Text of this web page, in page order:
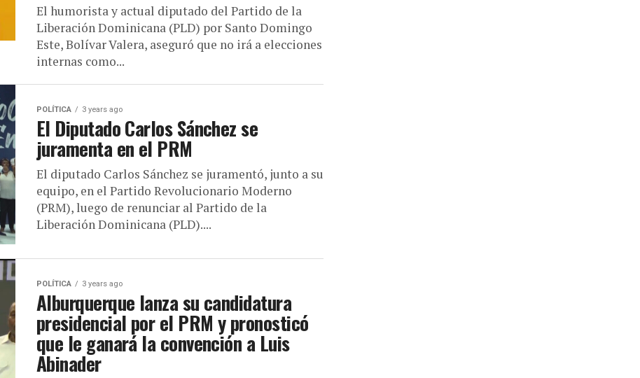
El humorista y actual diputado del Partido de la
Liberación Dominicana (PLD) por Santo Domingo
Este, Bolívar Valera, aseguró que no irá a elecciones
internas como...
POLÍTICA 3 years ago
El Diputado Carlos Sánchez se
juramenta en el PRM
El diputado Carlos Sánchez se juramentó, junto a su
equipo, en el Partido Revolucionario Moderno
(PRM), luego de renunciar al Partido de la
Liberación Dominicana (PLD)....
POLÍTICA 3 years ago
Alburquerque lanza su candidatura
presidencial por el PRM y pronosticó
que le ganará la convención a Luis
Abinader